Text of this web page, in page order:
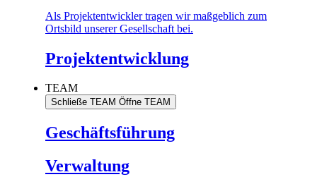
Als Projektentwickler tragen wir maßgeblich zum
Ortsbild unserer Gesellschaft bei.
Projektentwicklung
TEAM
Schließe TEAM Öffne TEAM
Geschäftsführung
Verwaltung